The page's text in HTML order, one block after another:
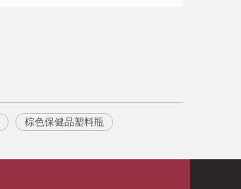
棕色保健品塑料瓶